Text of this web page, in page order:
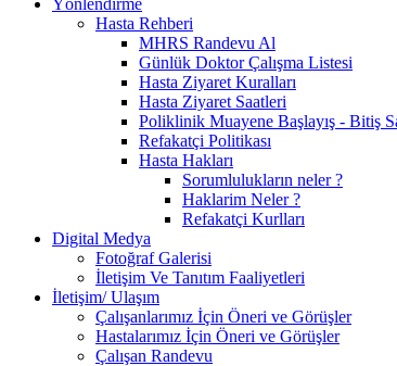
Hasta Rehberi
MHRS Randevu Al
Günlük Doktor Çalışma Listesi
Hasta Ziyaret Kuralları
Hasta Ziyaret Saatleri
Poliklinik Muayene Başlayış - Bitiş
Refakatçi Politikası
Hasta Hakları
Sorumlulukların neler ?
Haklarim Neler ?
Refakatçi Kurlları
Digital Medya
Fotoğraf Galerisi
İletişim Ve Tanıtım Faaliyetleri
İletişim/ Ulaşım
Çalışanlarımız İçin Öneri ve Görüşler
Hastalarımız İçin Öneri ve Görüşler
Çalışan Randevu